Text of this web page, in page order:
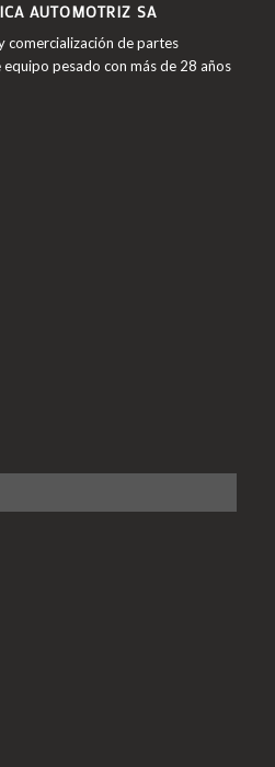
AUTOMOTRIZ SA
comercialización de partes
pesado con más de 28 años